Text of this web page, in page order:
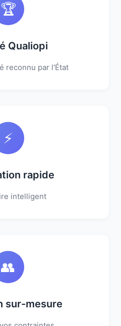
🏆
Qualiopi
reconnu par l'État
⚡
rapide
intelligent
👥
sur-mesure